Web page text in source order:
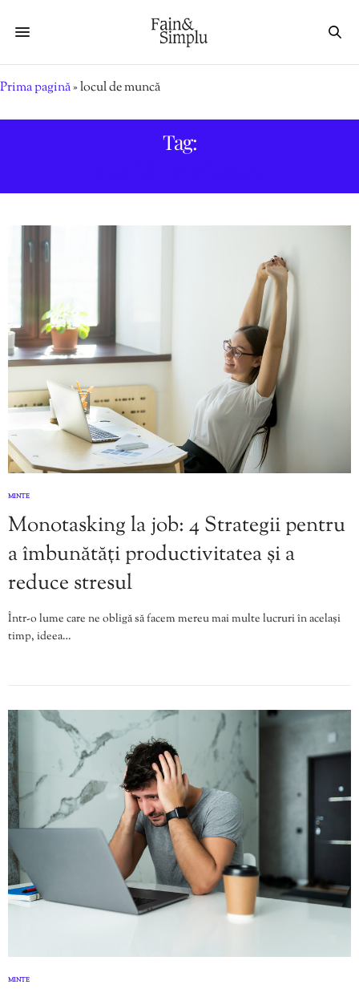
Prima pagină»locul de muncă
Tag:
MINTE
Monotasking la job: 4 Strategii pentru
a îmbunătăți productivitatea și a
reduce stresul
Într-o lume care ne obligă să facem mereu mai multe lucruri în același
timp, ideea…
MINTE